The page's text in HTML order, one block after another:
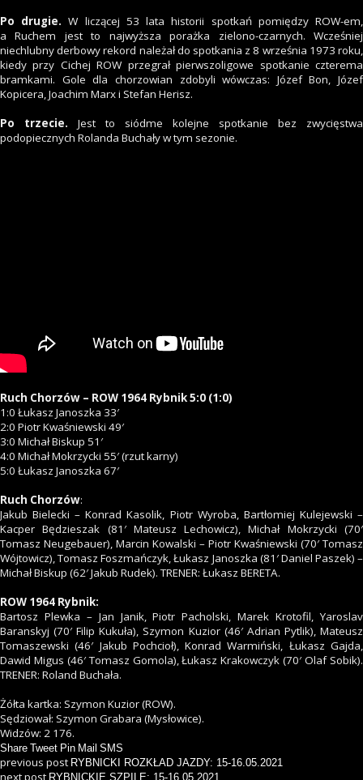
Po drugie. W liczącej 53 lata historii spotkań pomiędzy ROW-em,
a Ruchem jest to najwyższa porażka zielono-czarnych. Wcześniej
niechlubny derbowy rekord należał do spotkania z 8 września 1973 roku,
kiedy przy Cichej ROW przegrał pierwszoligowe spotkanie czterema
bramkami. Gole dla chorzowian zdobyli wówczas: Józef Bon, Józef
Kopicera, Joachim Marx i Stefan Herisz.
Po trzecie. Jest to siódme kolejne spotkanie bez zwycięstwa
podopiecznych Rolanda Buchały w tym sezonie.
Ruch Chorzów – ROW 1964 Rybnik 5:0 (1:0)
1:0 Łukasz Janoszka 33′
2:0 Piotr Kwaśniewski 49′
3:0 Michał Biskup 51′
4:0 Michał Mokrzycki 55′ (rzut karny)
5:0 Łukasz Janoszka 67′
Ruch Chorzów:
Jakub Bielecki – Konrad Kasolik, Piotr Wyroba, Bartłomiej Kulejewski –
Kacper Będzieszak (81′ Mateusz Lechowicz), Michał Mokrzycki (70′
Tomasz Neugebauer), Marcin Kowalski – Piotr Kwaśniewski (70′ Tomasz
Wójtowicz), Tomasz Foszmańczyk, Łukasz Janoszka (81′ Daniel Paszek) –
Michał Biskup (62′ Jakub Rudek). TRENER: Łukasz BERETA.
ROW 1964 Rybnik:
Bartosz Plewka – Jan Janik, Piotr Pacholski, Marek Krotofil, Yaroslav
Baranskyj (70′ Filip Kukuła), Szymon Kuzior (46′ Adrian Pytlik), Mateusz
Tomaszewski (46′ Jakub Pochcioł), Konrad Warmiński, Łukasz Gajda,
Dawid Migus (46′ Tomasz Gomola), Łukasz Krakowczyk (70′ Olaf Sobik).
TRENER: Roland Buchała.
Żółta kartka: Szymon Kuzior (ROW).
Sędziował: Szymon Grabara (Mysłowice).
Widzów: 2 176.
Share Tweet Pin Mail SMS
previous post RYBNICKI ROZKŁAD JAZDY: 15-16.05.2021
next post RYBNICKIE SZPILE: 15-16.05.2021